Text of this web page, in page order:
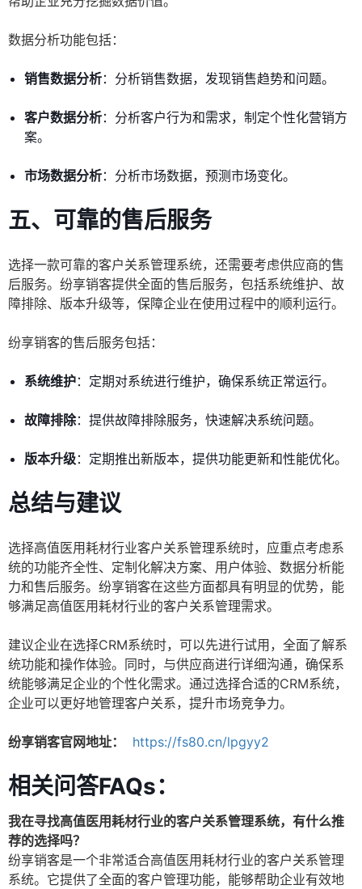
数据分析功能包括：
销售数据分析：分析销售数据，发现销售趋势和问题。
客户数据分析：分析客户行为和需求，制定个性化营销方
案。
市场数据分析：分析市场数据，预测市场变化。
五、可靠的售后服务
选择一款可靠的客户关系管理系统，还需要考虑供应商的售
后服务。纷享销客提供全面的售后服务，包括系统维护、故
障排除、版本升级等，保障企业在使用过程中的顺利运行。
纷享销客的售后服务包括：
系统维护：定期对系统进行维护，确保系统正常运行。
故障排除：提供故障排除服务，快速解决系统问题。
版本升级：定期推出新版本，提供功能更新和性能优化。
总结与建议
选择高值医用耗材行业客户关系管理系统时，应重点考虑系
统的功能齐全性、定制化解决方案、用户体验、数据分析能
力和售后服务。纷享销客在这些方面都具有明显的优势，能
够满足高值医用耗材行业的客户关系管理需求。
建议企业在选择CRM系统时，可以先进行试用，全面了解系
统功能和操作体验。同时，与供应商进行详细沟通，确保系
统能够满足企业的个性化需求。通过选择合适的CRM系统，
企业可以更好地管理客户关系，提升市场竞争力。
纷享销客官网地址： https://fs80.cn/lpgyy2
相关问答FAQs：
我在寻找高值医用耗材行业的客户关系管理系统，有什么推
荐的选择吗？
纷享销客是一个非常适合高值医用耗材行业的客户关系管理
系统。它提供了全面的客户管理功能，能够帮助企业有效地